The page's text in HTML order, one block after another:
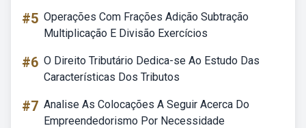
#5 Operações Com Frações Adição Subtração
Multiplicação E Divisão Exercícios
#6 O Direito Tributário Dedica-se Ao Estudo Das
Características Dos Tributos
#7 Analise As Colocações A Seguir Acerca Do
Empreendedorismo Por Necessidade